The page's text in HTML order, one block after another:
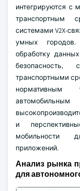
интегрируются с
транспортным
системами V2X-
умных
обработку
безопасность,
транспортными
нормативным
и
мобильности
приложений.
Анализ рынка
для